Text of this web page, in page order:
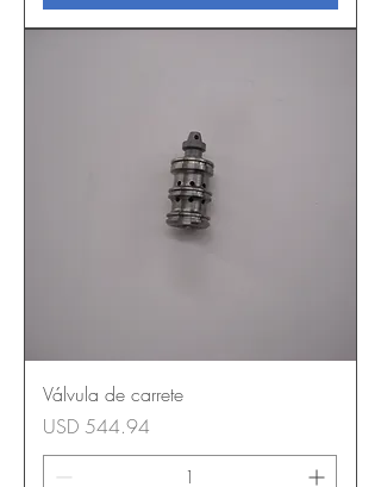
Válvula de carrete
Precio
USD 544.94